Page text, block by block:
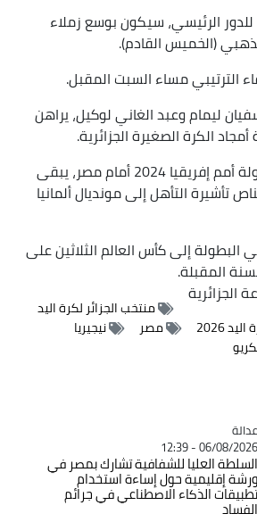
الرئيسي، سيكون بوسع زملاء
(الخميس القادم).
الترتيبي مساء السبت المقبل.
ليمام وعبد الغاني لوكيل، يراهن
الكرة الصغيرة الجزائرية.
وبعد خطف وصافة بطولة أمم إفريقيا 2024 أمام مصر، يبقى
تأشيرة التأهل إلى مونديال ألمانيا
إلى كأس العالم الثلاثين على
المقبلة.
منتخب الجزائر لكرة اليد
مصر
نيجيريا
06/08/2026 -
العليا للشفافية تشارك بمصر في
إقليمية حول إساءة استخدام
الذكاء الاصطناعي في جرائم